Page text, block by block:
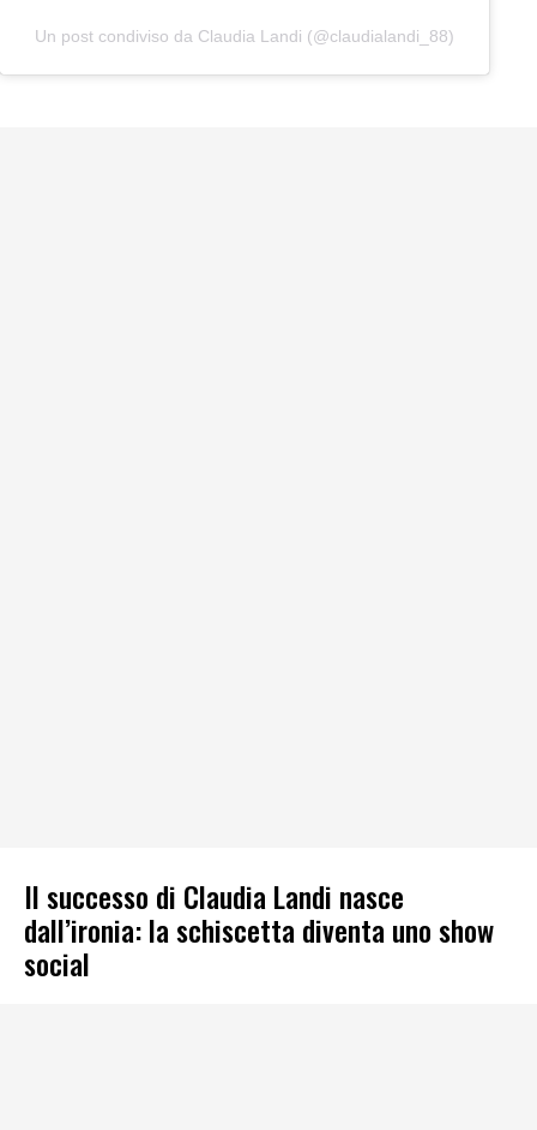
Un post condiviso da Claudia Landi (@claudialandi_88)
Il successo di Claudia Landi nasce
dall’ironia: la schiscetta diventa uno show
social